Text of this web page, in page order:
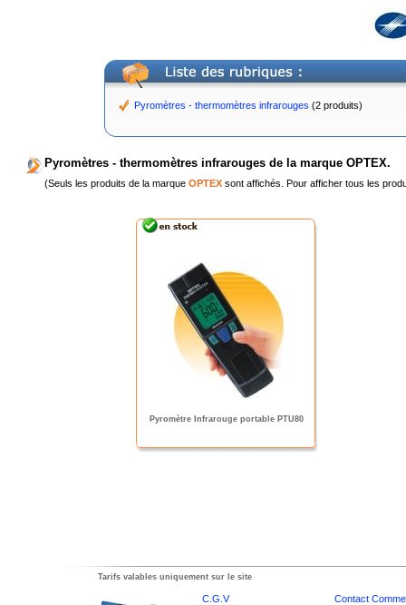
Pyromètres - thermomètres infrarouges (2 produits)
Pyromètres - thermomètres infrarouges de la marque OPTEX.
(Seuls les produits de la marque OPTEX sont affichés. Pour afficher tous les
Pyromètre Infrarouge portable PTU80
Tarifs valables uniquement sur le site
C.G.V
Contact